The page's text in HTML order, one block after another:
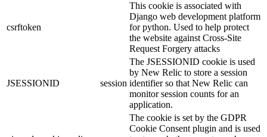
csrftoken
This cookie is associated with
Django web development platform
for python. Used to help protect
the website against Cross-Site
Request Forgery attacks
JSESSIONID session
The JSESSIONID cookie is used
by New Relic to store a session
identifier so that New Relic can
monitor session counts for an
application.
The cookie is set by the GDPR
Cookie Consent plugin and is used